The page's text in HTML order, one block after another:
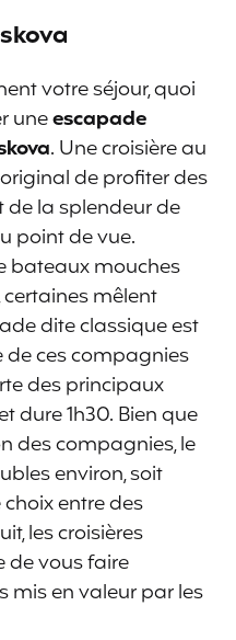
votre séjour, quoi
uneescapade
. Une croisière au
de profiter des
de la splendeur de
point de vue.
bateaux mouches
mêlent
dite classique est
de ces compagnies
des principaux
dure 1h30. Bien que
des compagnies, le
environ, soit
choix entre des
les croisières
de vous faire
mis en valeur par les